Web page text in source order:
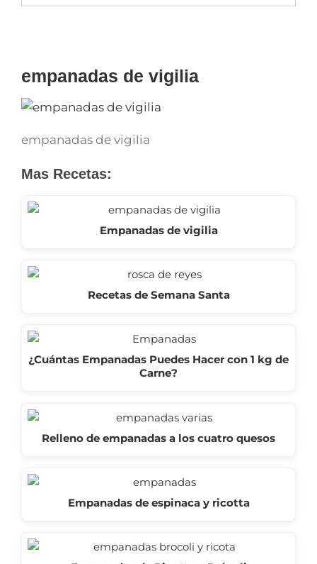
for:
empanadas de vigilia
empanadas de vigilia
Mas Recetas:
Empanadas de vigilia
Recetas de Semana Santa
¿Cuántas Empanadas Puedes Hacer con 1 kg de
Carne?
Relleno de empanadas a los cuatro quesos
Empanadas de espinaca y ricotta